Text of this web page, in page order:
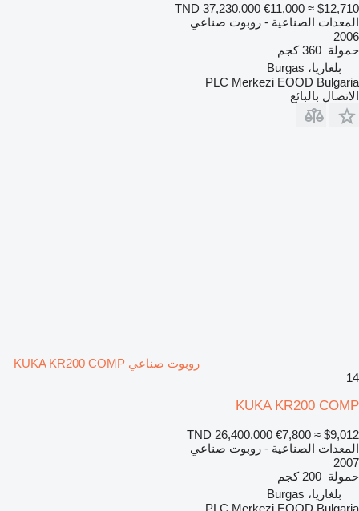
TND 37,230.000 €11,000 ≈ $12,710
المعدات الصناعية - روبوت صناعي
2006
حمولة 360 كجم
بلغاريا، Burgas
PLC Merkezi EOOD Bulgaria
الاتصال بالبائع
روبوت صناعي KUKA KR200 COMP
14
KUKA KR200 COMP
TND 26,400.000 €7,800 ≈ $9,012
المعدات الصناعية - روبوت صناعي
2007
حمولة 200 كجم
بلغاريا، Burgas
PLC Merkezi EOOD Bulgaria